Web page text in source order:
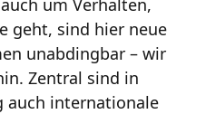
geht, sind hier neue
unabdingbar – wir
Zentral sind in
auch internationale